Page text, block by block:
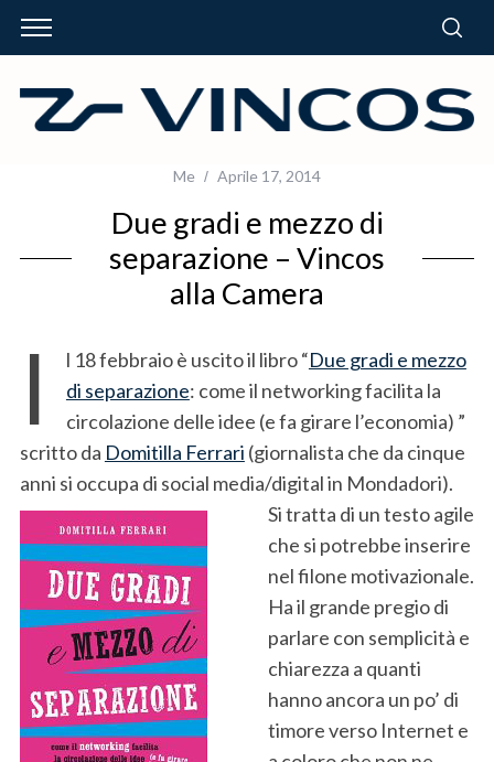
Me Aprile 17, 2014
Due gradi e mezzo di
separazione – Vincos
alla Camera
I l 18 febbraio è uscito il libro “Due gradi e mezzo
di separazione: come il networking facilita la
circolazione delle idee (e fa girare l’economia) ”
scritto da Domitilla Ferrari (giornalista che da cinque
anni si occupa di social media/digital in Mondadori).
Si tratta di un testo agile
che si potrebbe inserire
nel filone motivazionale.
Ha il grande pregio di
parlare con semplicità e
chiarezza a quanti
hanno ancora un po’ di
timore verso Internet e